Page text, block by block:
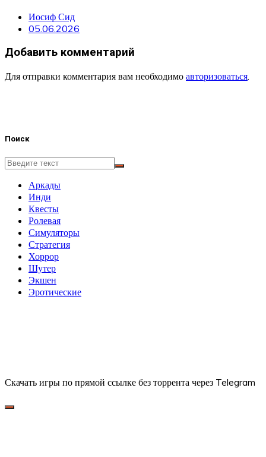
Иосиф Сид
05.06.2026
Добавить комментарий
Для отправки комментария вам необходимо авторизоваться
Поиск
Аркады
Инди
Квесты
Ролевая
Симуляторы
Стратегия
Хоррор
Шутер
Экшен
Эротические
Скачать игры по прямой ссылке без торрента через Telegram